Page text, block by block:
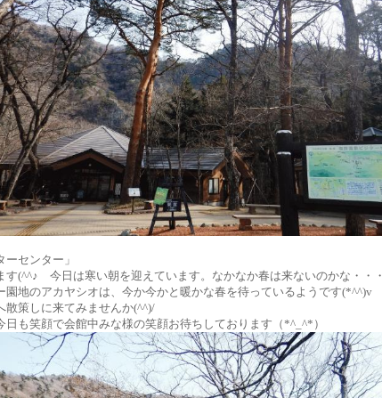
ーセンター」
す(^^♪ 今日は寒い朝を迎えています。なかなか春は来ないのかな・・・
園地のアカヤシオは、今か今かと暖かな春を待っているようです(*^^)v
散策しに来てみませんか(^^)/
日も笑顔で会館中みな様の笑顔お待ちしております（*^_^*）